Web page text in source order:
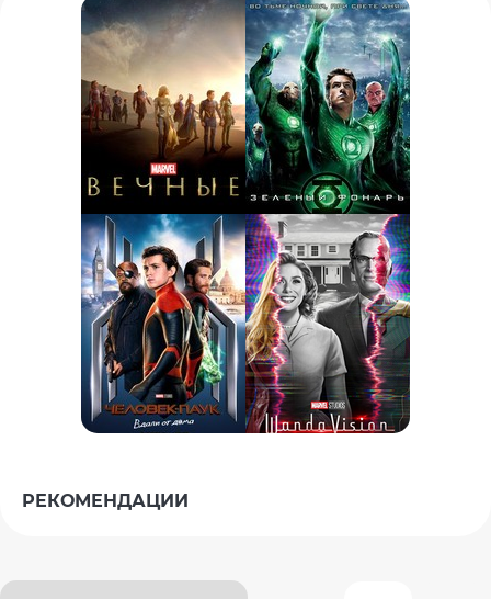
РЕКОМЕНДАЦИИ